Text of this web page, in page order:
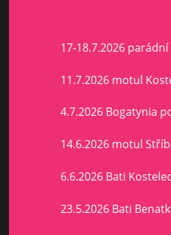
17-18.7.2026
11.7.2026 motul
4.7.2026 Bogatynia
14.6.2026 motul
6.6.2026 Bati
23.5.2026 Bati